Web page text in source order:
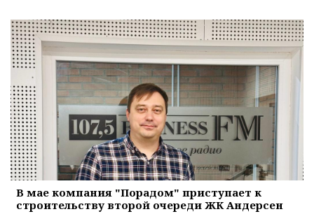
В мае компания "Порадом" приступает к
строительству второй очереди ЖК Андерсен